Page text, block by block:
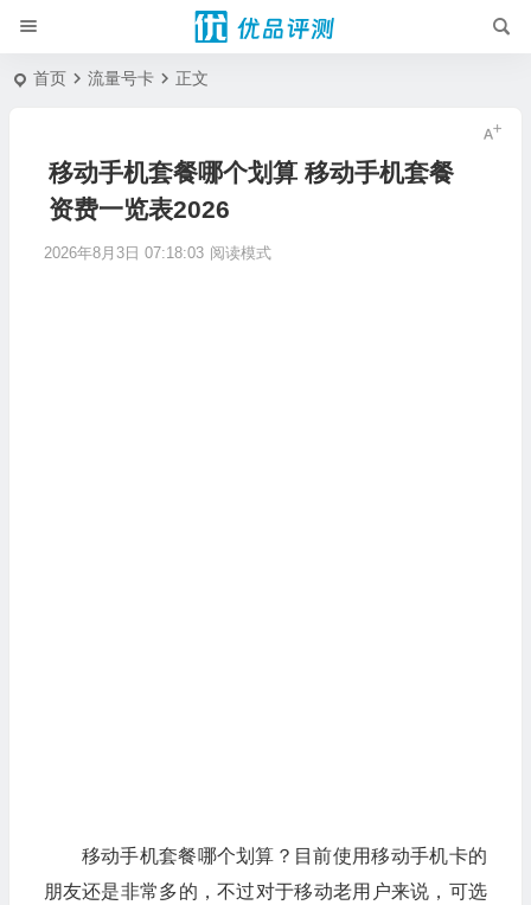
首页 流量号卡 正文
移动手机套餐哪个划算 移动手机套餐
资费一览表2026
2026年8月3日 07:18:03 阅读模式
移动手机套餐哪个划算？目前使用移动手机卡的
朋友还是非常多的，不过对于移动老用户来说，可选